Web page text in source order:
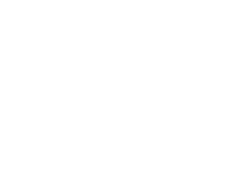
之後才付款」的支付方式。 讓您購物簡單
認證，即可結帳。